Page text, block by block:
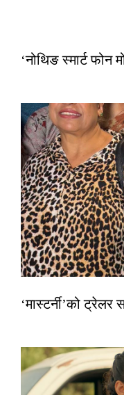
‘नोथिङ स्मार्ट
‘मास्टर्नी’को